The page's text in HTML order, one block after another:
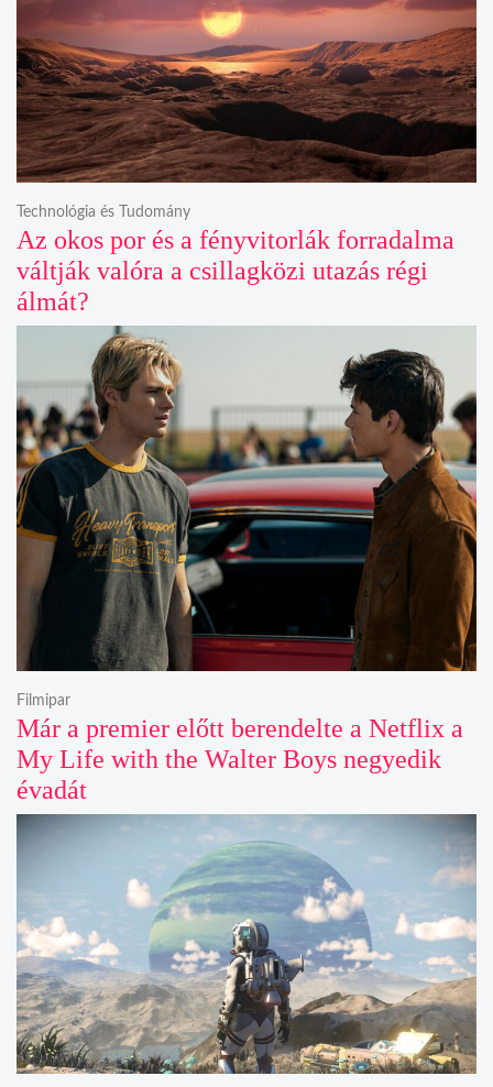
Az okos por és a fényvitorlák forradalma
váltják valóra a csillagközi utazás régi
álmát?
Technológia és Tudomány
Már a premier előtt berendelte a Netflix a
My Life with the Walter Boys negyedik
évadát
Filmipar